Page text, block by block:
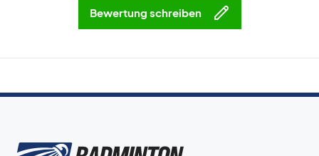
Bewertung schreiben